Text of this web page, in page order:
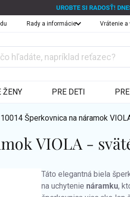
UROBTE SI RADOSŤ!
Rady a informácie Vrátenie a
ŽENY PRE DETI
10014 Šperkovnica na náramok
VIOLA -
Táto elegantná biela
na uchytenie náramku,